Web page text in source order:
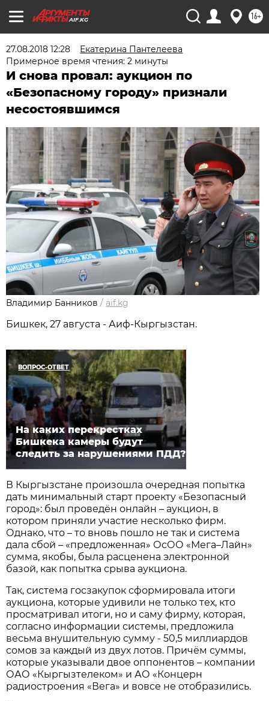
AIF.KG 16+
27.08.2018 12:28
Екатерина Пантелеева
Примерное время чтения: 2 минуты
И снова провал: аукцион по
«Безопасному городу» признали
несостоявшимся
Владимир Банников / aif.kg
Бишкек, 27 августа - Аиф-Кыргызстан.
ВОПРОС-ОТВЕТ
На каких перекрестках
Бишкека камеры будут
следить за нарушениями ПДД?
В Кыргызстане произошла очередная попытка
дать минимальный старт проекту «Безопасный
город»: был проведён онлайн – аукцион, в
котором приняли участие несколько фирм.
Однако, что – то вновь пошло не так и система
дала сбой – «предложенная» ОсОО «Мега–Лайн»
сумма, якобы, была расценена электронной
базой, как попытка срыва аукциона.
Так, система госзакупок сформировала итоги
аукциона, которые удивили не только тех, кто
просматривал итоги, но и саму фирму, которая,
согласно информации системы, предложила
весьма внушительную сумму - 50,5 миллиардов
сомов за каждый из двух лотов. Причём суммы,
которые указывали двое оппонентов – компании
ОАО «Кыргызтелеком» и АО «Концерн
радиостроения «Вега» и вовсе не отобразились.